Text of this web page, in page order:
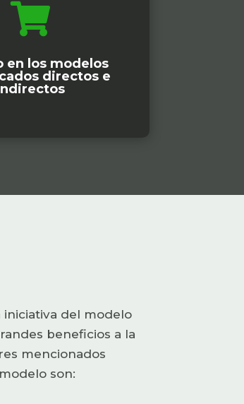

en los modelos
directos e
iniciativa del modelo
beneficios a la
mencionados
son: